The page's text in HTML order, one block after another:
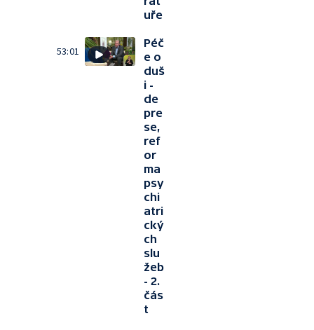
uře
53:01
Péč
e o
duš
i -
de
pre
se,
ref
or
ma
psy
chi
atri
cký
ch
slu
žeb
- 2.
čás
t